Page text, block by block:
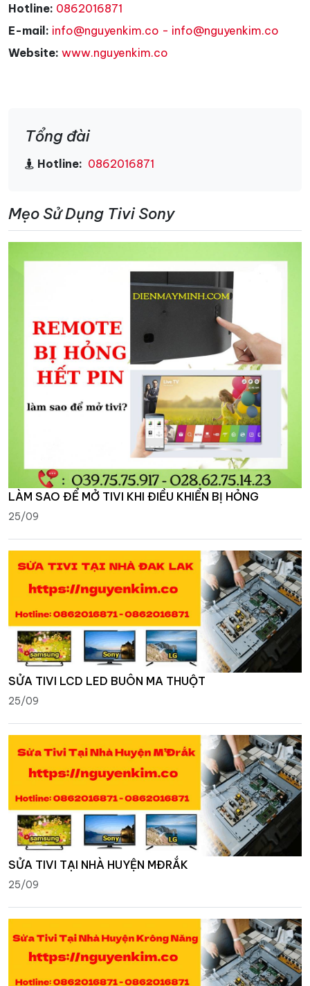
Hotline: 0862016871
E-mail: info@nguyenkim.co - info@nguyenkim.co
Website: www.nguyenkim.co
Tổng đài
Hotline: 0862016871
Mẹo Sử Dụng Tivi Sony
LÀM SAO ĐỂ MỞ TIVI KHI ĐIỀU KHIỂN BỊ HỎNG
25/09
SỬA TIVI LCD LED BUÔN MA THUỘT
25/09
SỬA TIVI TẠI NHÀ HUYỆN MĐRẮK
25/09